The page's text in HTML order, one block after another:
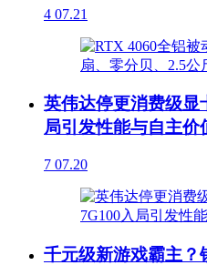
4 07.21
英伟达停更消费级显
局引发性能与自主价
7 07.20
千元级新游戏霸主？